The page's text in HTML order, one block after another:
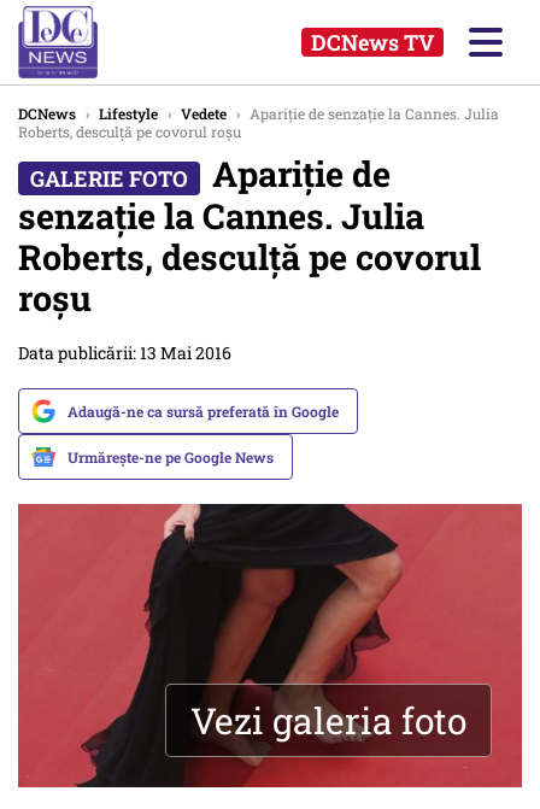
DCNews TV
DCNews › Lifestyle › Vedete › Apariție de senzație la Cannes. Julia
Roberts, desculță pe covorul roșu
Apariție de
senzație la Cannes. Julia
Roberts, desculță pe covorul
roșu
Data publicării: 13 Mai 2016
Adaugă-ne ca sursă preferată în Google
Urmărește-ne pe Google News
Vezi galeria foto